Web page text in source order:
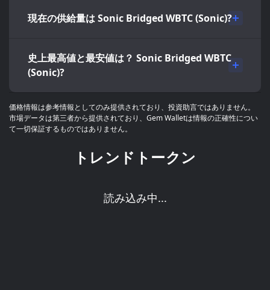
現在の供給量は Sonic Bridged WBTC (Sonic)?
史上最高値と最安値は？ Sonic Bridged WBTC
(Sonic)?
価格情報は参考情報としてのみ提供されており、投資助言ではありません。
市場データは第三者から提供されており、Gem Walletは情報の正確性につい
て一切保証するものではありません。
トレンドトークン
読み込み中...